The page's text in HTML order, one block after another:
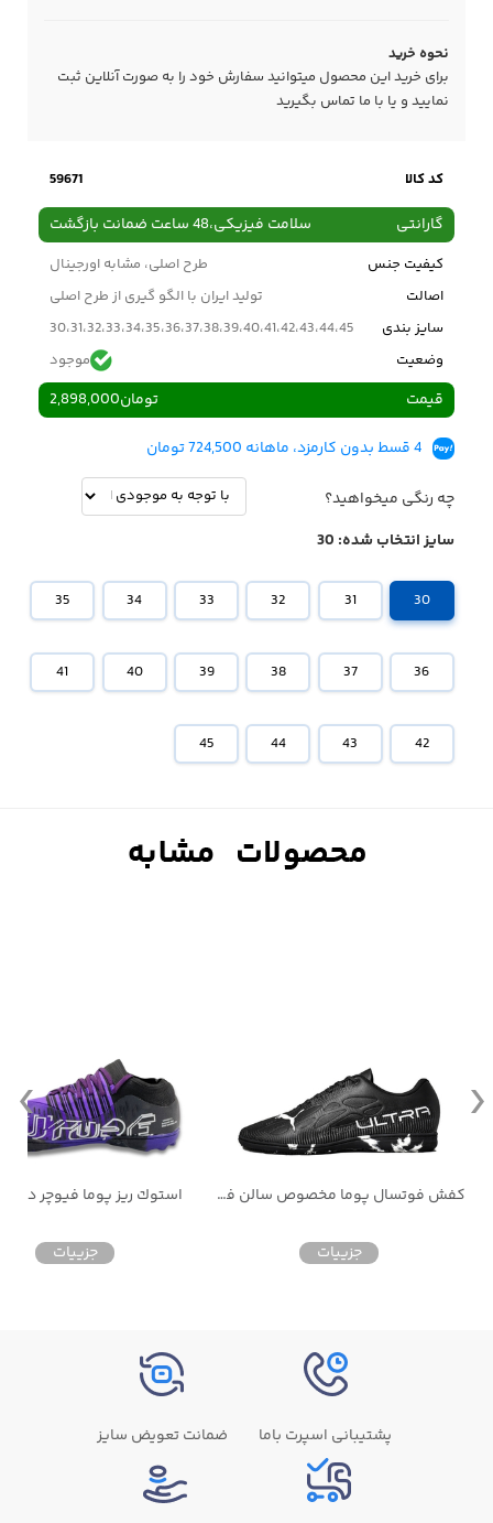
نحوه خرید
برای خرید این محصول میتوانید سفارش خود را به صورت آنلاین ثبت
نمایید و یا با ما تماس بگیرید
کد کالا 59671
گارانتی سلامت فیزیکی،48 ساعت ضمانت بازگشت
کیفیت جنس
طرح اصلی، مشابه اورجینال
اصالت
تولید ایران با الگو گیری از طرح اصلی
سایز بندی
30،31،32،33،34،35،36،37،38،39،40،41،42،43،44،45
وضعیت
موجود
قیمت 2,898,000تومان
4 قسط بدون کارمزد، ماهانه 724,500 تومان
چه رنگی میخواهید؟
سایز انتخاب شده: 30
30
31
32
33
34
35
36
37
38
39
40
41
42
43
44
45
کفش فوتسال پوما مخصوص سالن فوتسال
جزییات
استوك ريز پوما فيوچر دو
جزییات
پشتیبانی اسپرت باما ضمانت تعویض سایز